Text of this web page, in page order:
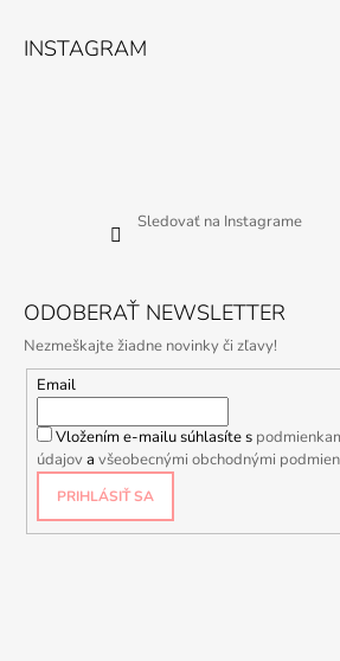
INSTAGRAM
Sledovať na Instagrame
ODOBERAŤ NEWSLETTER
Nezmeškajte žiadne novinky či zľavy!
Email
Vložením e-mailu súhlasíte s
údajovavšeobecnými obchodnými
PRIHLÁSIŤ SA